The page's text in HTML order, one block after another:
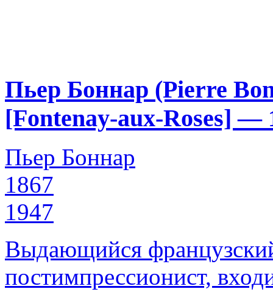
Пьер Боннар (Pierre
[Fontenay-aux-Roses] —
Пьер Боннар
1867
1947
Выдающийся
постимпрессионист,